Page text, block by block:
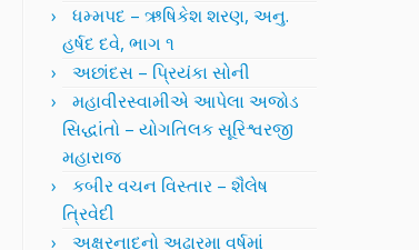
ધમ્મપદ – ઋષિકેશ શરણ, અનુ.
હર્ષદ દવે, ભાગ ૧
અછાંદસ – પ્રિયંકા સોની
મહાવીરસ્વામીએ આપેલા અજોડ
સિદ્ધાંતો – યોગતિલક સૂરિશ્વરજી
મહારાજ
કબીર વચન વિસ્તાર – શૈલેષ
ત્રિવેદી
અક્ષરનાદનો અઢારમા વર્ષમાં